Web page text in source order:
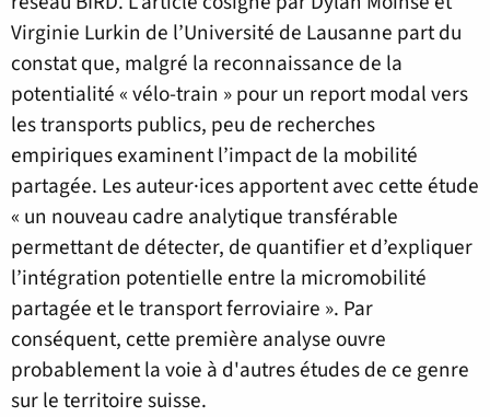
Virginie Lurkin de l’Université de Lausanne part du
constat que, malgré la reconnaissance de la
potentialité « vélo-train » pour un report modal vers
les transports publics, peu de recherches
empiriques examinent l’impact de la mobilité
partagée. Les auteur·ices apportent avec cette étude
« un nouveau cadre analytique transférable
permettant de détecter, de quantifier et d’expliquer
l’intégration potentielle entre la micromobilité
partagée et le transport ferroviaire ». Par
conséquent, cette première analyse ouvre
probablement la voie à d'autres études de ce genre
sur le territoire suisse.